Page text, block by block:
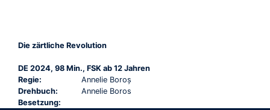
Die zärtliche Revolution
DE 2024, 98 Min., FSK ab 12 Jahren
Regie:
Annelie Boroș
Drehbuch:
Annelie Boros
Besetzung: